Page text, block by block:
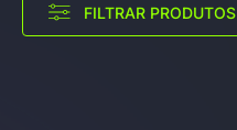
FILTRAR PRODUTOS